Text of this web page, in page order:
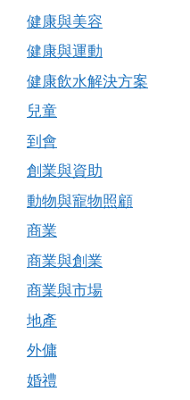
健康與美容
健康與運動
健康飲水解決方案
兒童
到會
創業與資助
動物與寵物照顧
商業
商業與創業
商業與市場
地產
外傭
婚禮